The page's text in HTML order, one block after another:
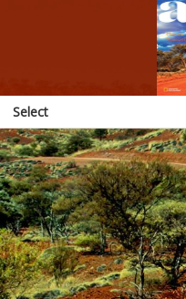
Select
Blog
Dzieje się
OFERTA
PREZENTACJE
WYPRAWY